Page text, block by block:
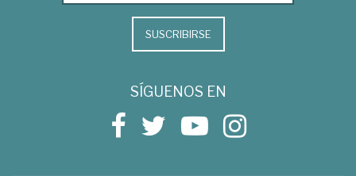
SUSCRIBIRSE
SÍGUENOS EN